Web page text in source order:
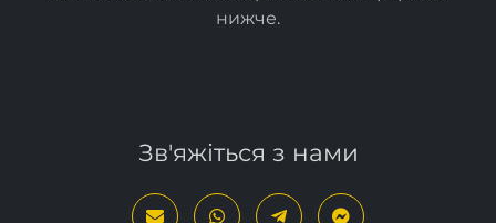
нижче.
Зв'яжіться з нами